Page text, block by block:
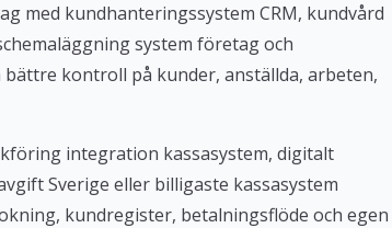
med kundhanteringssystem CRM, kundvård
system företag och
kontroll på kunder, anställda, arbeten,
integration kassasystem, digitalt
Sverige eller billigaste kassasystem
kundregister, betalningsflöde och egen